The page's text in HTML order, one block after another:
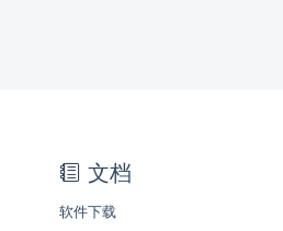
文档
软件下载